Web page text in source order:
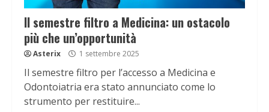
Il semestre filtro a Medicina: un ostacolo
più che un’opportunità
Asterix 1 settembre 2025
Il semestre filtro per l’accesso a Medicina e
Odontoiatria era stato annunciato come lo
strumento per restituire...